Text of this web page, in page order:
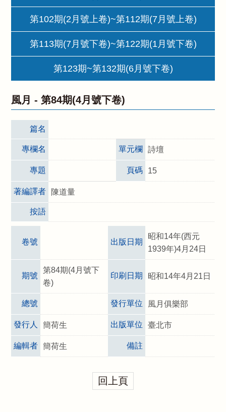
第102期(2月號上卷)~第112期(7月號上卷)
第113期(7月號下卷)~第122期(1月號下卷)
第123期~第132期(6月號下卷)
風月 -第84期(4月號下卷)
篇名
專欄名 單元欄 詩壇
專題 頁碼 15
著編譯者 陳道量
按語
卷號 出版日期
昭和14年(西元
1939年)4月24日
期號
第84期(4月號下
卷)
印刷日期 昭和14年4月21日
總號 發行單位 風月俱樂部
發行人 簡荷生 出版單位 臺北市
編輯者 簡荷生 備註
回上頁